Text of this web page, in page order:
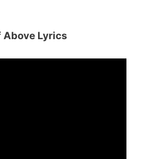
Above Lyrics